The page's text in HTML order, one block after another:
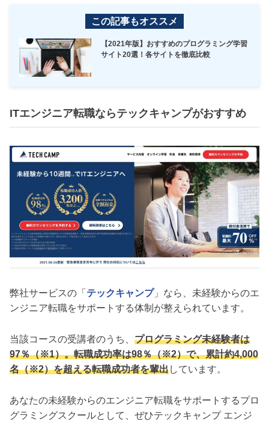
この記事もオススメ
【2021年版】おすすめのプログラミング学習
サイト20選！各サイトを徹底比較
ITエンジニア転職ならテックキャンプがおすすめ
弊社サービスの「 テックキャンプ」なら、未経験からのエ
ンジニア転職をサポートする体制が整えられています。
当該コースの受講者のうち、 プログラミング未経験者は
97％（※1）。転職成功率は98％（※2）で、累計約4,000
名（※2）を超える転職成功者を輩出しています。
あなたの未経験からのエンジニア転職をサポートするプロ
グラミングスクールとして、ぜひテックキャンプ エンジ